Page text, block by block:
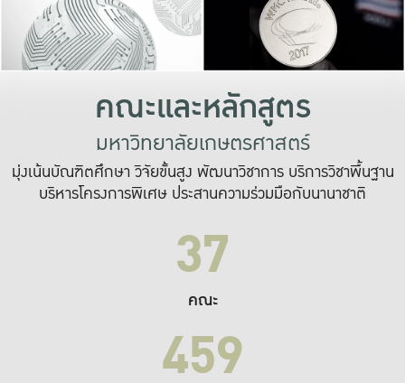
เปลี่ยนแปลง แล
เพื่อทำง
ระบบสารสนเทศ
คณะและหลักสูตร
มหาวิทยาลัยเกษตรศาสตร์
มุ่งเน้นบัณฑิตศึกษา วิจัยขั้นสูง พัฒนาวิชาการ บริการวิชาพื้นฐาน
บริหารโครงการพิเศษ ประสานความร่วมมือกับนานาชาติ
37
คณะ
459